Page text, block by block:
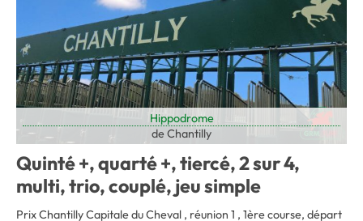
Hippodrome
de Chantilly
Quinté +, quarté +, tiercé, 2 sur 4,
multi, trio, couplé, jeu simple
Prix Chantilly Capitale du Cheval , réunion 1 , 1ère course, départ